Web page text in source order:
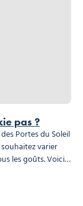
pas ?
Portes du Soleil
varier
les goûts. Voici
à...